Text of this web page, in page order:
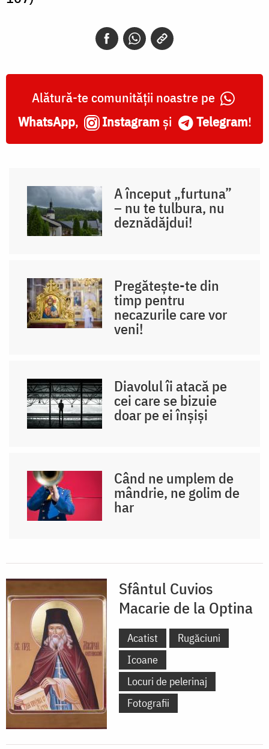
Alătură-te comunității noastre pe
WhatsApp, Instagram și Telegram!
A început „furtuna”
– nu te tulbura, nu
deznădăjdui!
Pregătește-te din
timp pentru
necazurile care vor
veni!
Diavolul îi atacă pe
cei care se bizuie
doar pe ei înșiși
Când ne umplem de
mândrie, ne golim de
har
Sfântul Cuvios
Macarie de la Optina
Acatist
Rugăciuni
Icoane
Locuri de pelerinaj
Fotografii